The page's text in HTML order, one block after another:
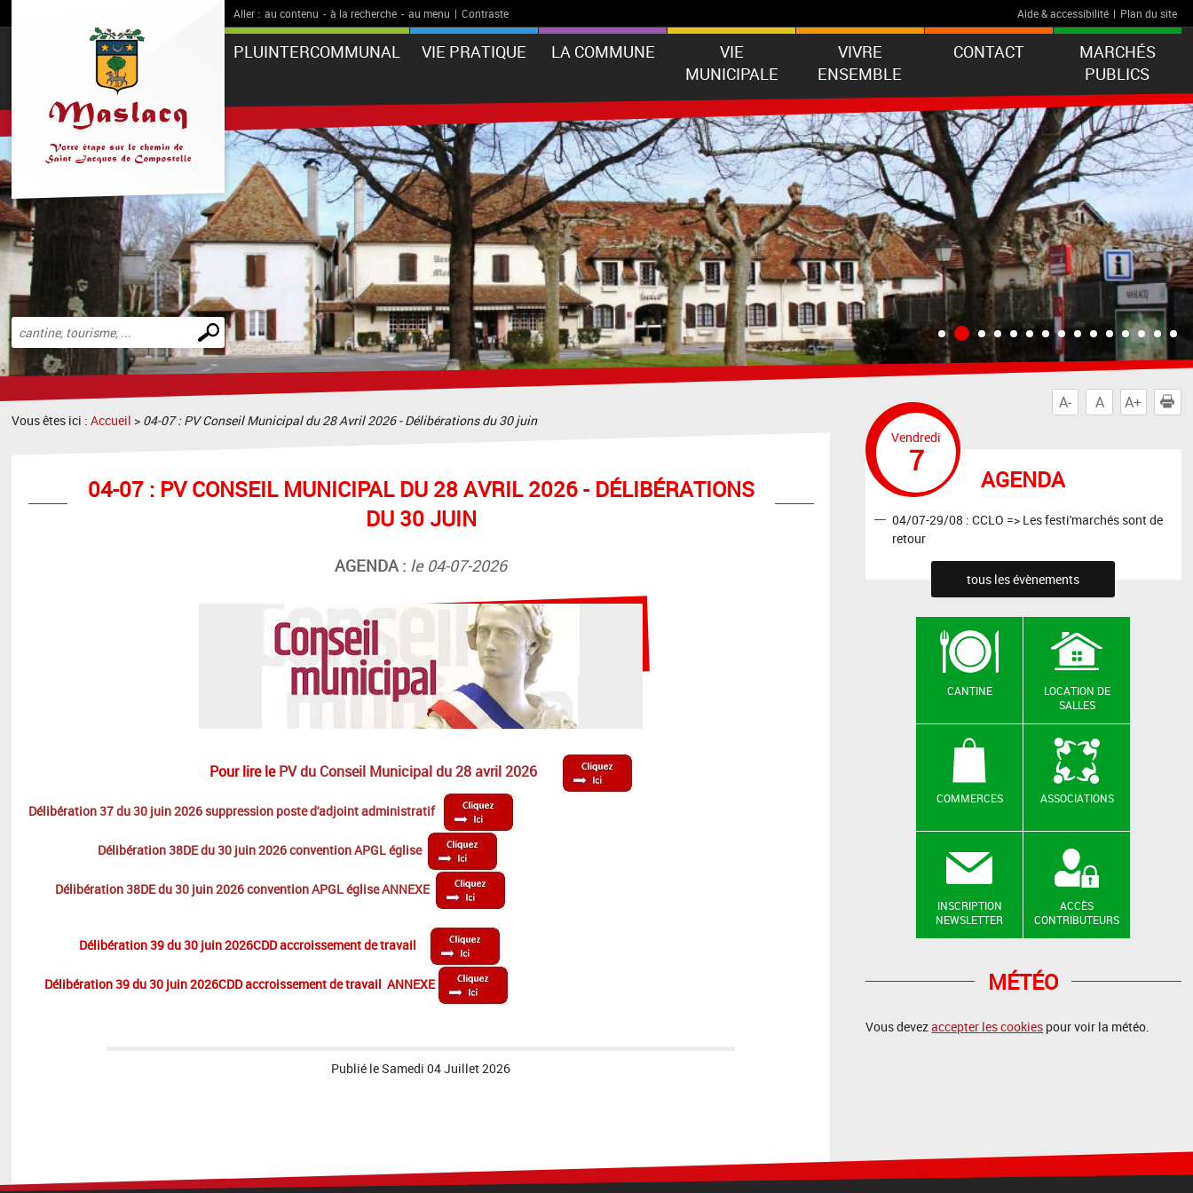
Aller : au contenu - à la recherche - au menu | Contraste Aide & accessibilité | Plan du site
PLUINTERCOMMUNAL VIE PRATIQUE LA COMMUNE
VIE
MUNICIPALE
VIVRE
ENSEMBLE
CONTACT
MARCHÉS
PUBLICS
Effectuer
une
recherche
A- A A+
Vous êtes ici :Accueil > 04-07 : PV Conseil Municipal du 28 Avril 2026 - Délibérations du 30 juin
04-07 : PV CONSEIL MUNICIPAL DU 28 AVRIL 2026 - DÉLIBÉRATIONS
DU 30 JUIN
AGENDA : le 04-07-2026
Pour lire lePV du Conseil Municipal du 28 avril 2026
Délibération 37 du 30 juin 2026 suppression poste d'adjoint administratif
Délibération 38DE du 30 juin 2026 convention APGL église
Délibération 38DE du 30 juin 2026 convention APGL église ANNEXE
Délibération 39 du 30 juin 2026CDD accroissement de travail
Délibération 39 du 30 juin 2026CDD accroissement de travail ANNEXE
Publié leSamedi 04 Juillet 2026
AGENDA
Vendredi
7
04/07-29/08 : CCLO => Les festi'marchés sont de
retour
tous les évènements
CANTINE
LOCATION DE
SALLES
COMMERCES ASSOCIATIONS
INSCRIPTION
NEWSLETTER
ACCÈS
CONTRIBUTEURS
MÉTÉO
Vous devezaccepter les cookies pour voir la météo.